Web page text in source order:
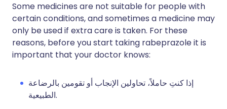
Some medicines are not suitable for people with
certain conditions, and sometimes a medicine may
only be used if extra care is taken. For these
reasons, before you start taking rabeprazole it is
important that your doctor knows:
إذا كنتِ حاملاً، تحاولين الإنجاب أو تقومين بالرضاعة
الطبيعية.